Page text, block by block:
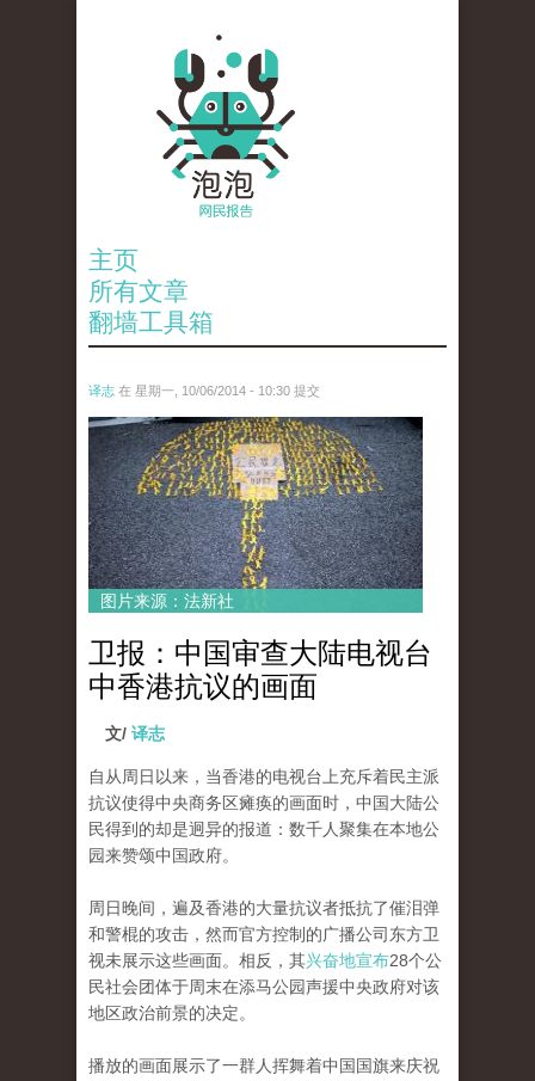
主页
所有文章
翻墙工具箱
译志 在 星期一, 10/06/2014 - 10:30 提交
anp-29385417.jpg
图片来源：法新社
卫报：中国审查大陆电视台
中香港抗议的画面
文/ 译志
自从周日以来，当香港的电视台上充斥着民主派
抗议使得中央商务区瘫痪的画面时，中国大陆公
民得到的却是迥异的报道：数千人聚集在本地公
园来赞颂中国政府。
周日晚间，遍及香港的大量抗议者抵抗了催泪弹
和警棍的攻击，然而官方控制的广播公司东方卫
视未展示这些画面。相反，其兴奋地宣布28个公
民社会团体于周末在添马公园声援中央政府对该
地区政治前景的决定。
播放的画面展示了一群人挥舞着中国国旗来庆祝